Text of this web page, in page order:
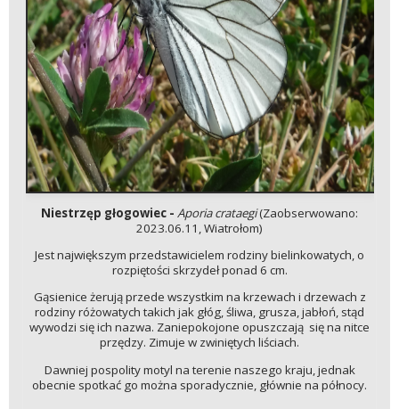
Niestrzęp głogowiec - Aporia crataegi(Zaobserwowano:
2023.06.11, Wiatrołom)
Jest największym przedstawicielem rodziny bielinkowatych, o
rozpiętości skrzydeł ponad 6 cm.
Gąsienice żerują przede wszystkim na krzewach i drzewach z
rodziny różowatych takich jak głóg, śliwa, grusza, jabłoń, stąd
wywodzi się ich nazwa. Zaniepokojone opuszczają się na nitce
przędzy. Zimuje w zwiniętych liściach.
Dawniej pospolity motyl na terenie naszego kraju, jednak
obecnie spotkać go można sporadycznie, głównie na północy.